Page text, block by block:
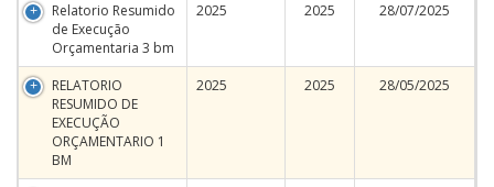
Relatorio Resumido
de Execução
Orçamentaria 3 bm
2025 2025 28/07/2025
RELATORIO
RESUMIDO DE
EXECUÇÃO
ORÇAMENTARIO 1
BM
2025 2025 28/05/2025